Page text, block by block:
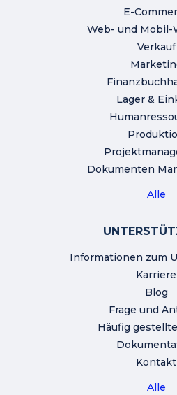
E-
Web- und Mobil-
Verkauf
Lager &
Dokumenten
Alle
Informationen zum
Karriere
Blog
Frage und
Häufig
Kontakt
Alle